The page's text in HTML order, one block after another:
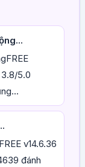
3.8/5.0
v14.6.36
đánh